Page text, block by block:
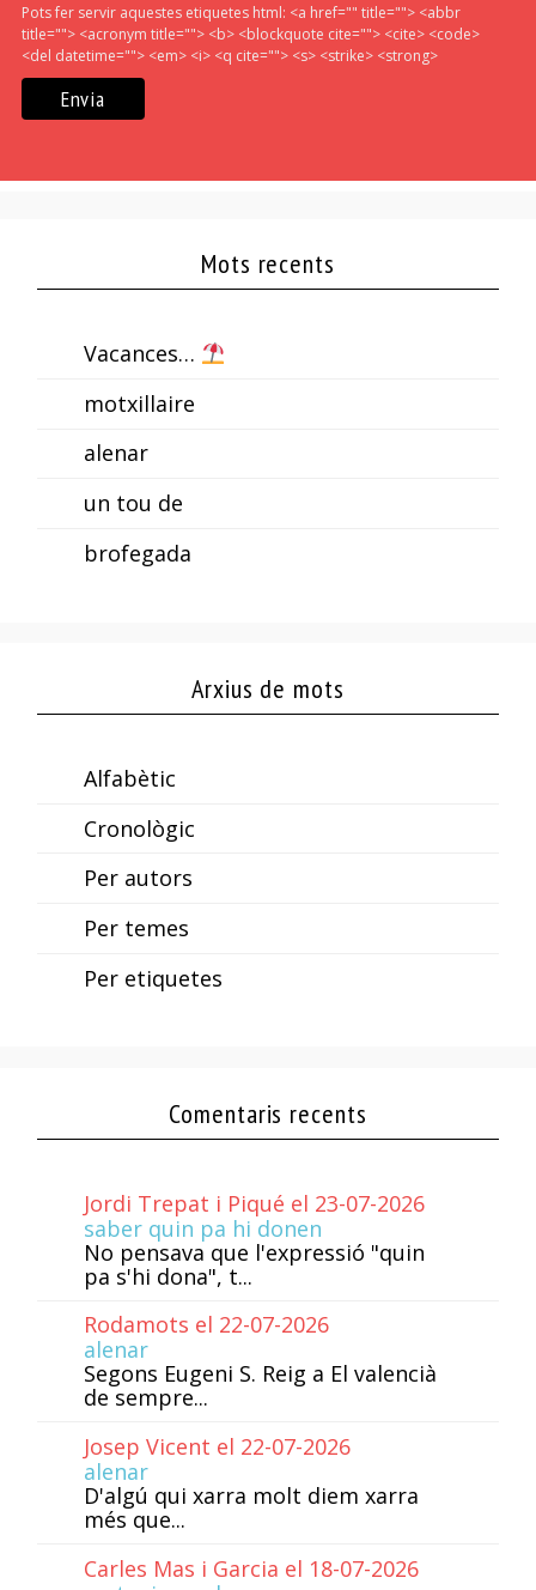
Pots fer servir aquestes etiquetes html: <a href="" title=""> <abbr
title=""> <acronym title=""> <b> <blockquote cite=""> <cite> <code>
<del datetime=""> <em> <i> <q cite=""> <s> <strike> <strong>
Mots recents
Vacances…
motxillaire
alenar
un tou de
brofegada
Arxius de mots
Alfabètic
Cronològic
Per autors
Per temes
Per etiquetes
Comentaris recents
Jordi Trepat i Piqué el 23-07-2026
saber quin pa hi donen
No pensava que l'expressió "quin
pa s'hi dona", t...
Rodamots el 22-07-2026
alenar
Segons Eugeni S. Reig a El valencià
de sempre...
Josep Vicent el 22-07-2026
alenar
D'algú qui xarra molt diem xarra
més que...
Carles Mas i Garcia el 18-07-2026